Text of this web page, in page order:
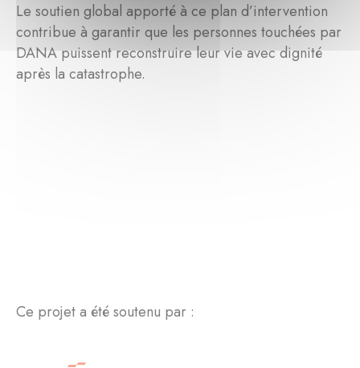
Le soutien global apporté à ce plan d’intervention
contribue à garantir que les personnes touchées par
DANA puissent reconstruire leur vie avec dignité
après la catastrophe.
Ce projet a été soutenu par :